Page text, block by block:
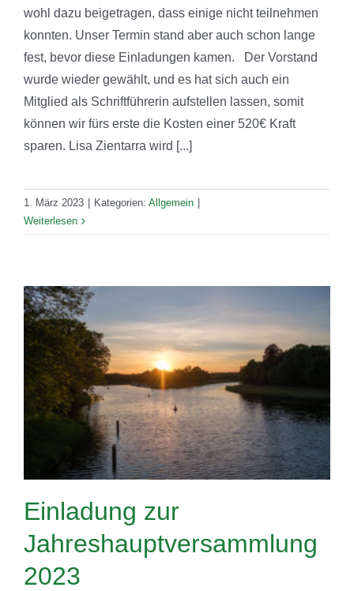
wohl dazu beigetragen, dass einige nicht teilnehmen
konnten. Unser Termin stand aber auch schon lange
fest, bevor diese Einladungen kamen. Der Vorstand
wurde wieder gewählt, und es hat sich auch ein
Mitglied als Schriftführerin aufstellen lassen, somit
können wir fürs erste die Kosten einer 520€ Kraft
sparen. Lisa Zientarra wird [...]
1. März 2023 Kategorien: Allgemein
Weiterlesen
Einladung zur
Jahreshauptversammlung
2023